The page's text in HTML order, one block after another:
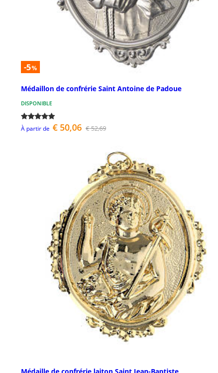
-5%
Médaillon de confrérie Saint Antoine de Padoue
DISPONIBLE
À partir de € 50,06 € 52,69